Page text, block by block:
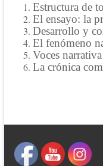
Estructura de
El ensayo: la
Desarrollo y
El fenómeno
Voces narrativa
La crónica